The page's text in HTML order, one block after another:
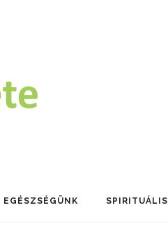
EGÉSZSÉGÜNK SPIRITUÁLIS